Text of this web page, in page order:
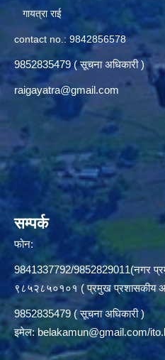
गायत्रा राई
contact no.: 9842856578
9852835479 ( सूचना अधिकारी )
raigayatra@gmail.com
सम्पर्क
फोन:
9841337792/9852829011(नगर
९८५२८५०१०१ ( प्रमुख प्रशासकीय
9852835479 ( सूचना अधिकारी )
इमेल:belakamun@gmail.com/